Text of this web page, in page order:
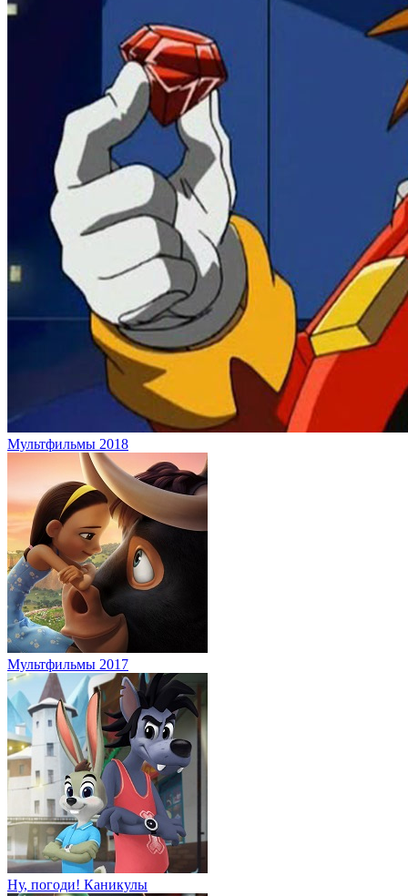
Мультфильмы 2018
Мультфильмы 2017
Ну, погоди! Каникулы